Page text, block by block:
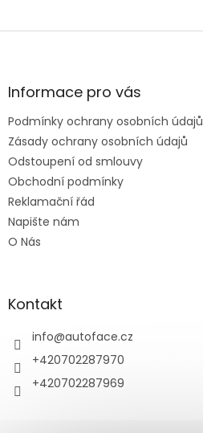
Z
aInformace pro vás
Podmínky ochrany osobních údajů
Zásady ochrany osobních údajů
Odstoupení od smlouvy
Obchodní podmínky
Reklamační řád
Napište nám
O Nás
Kontakt
info@autoface.cz
+420702287970
+420702287969